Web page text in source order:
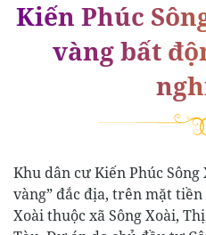
Kiến Phúc
vàng bất
Khu dân cư Kiến Phúc Sông
vàng” đắc địa, trên mặt
Xoài thuộc xã Sông Xoài,